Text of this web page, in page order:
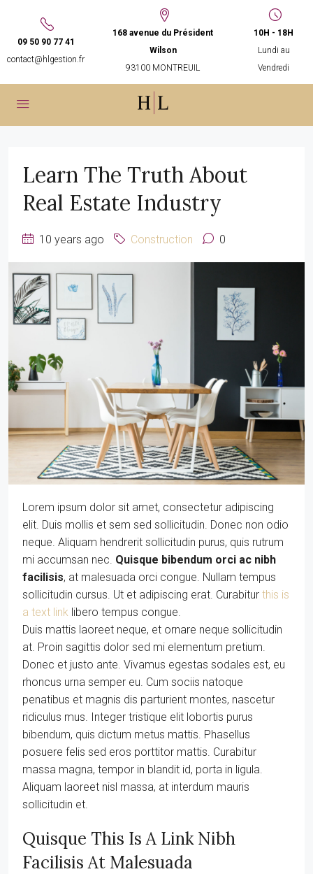
09 50 90 77 41
contact@hlgestion.fr
168 avenue du Président
Wilson
93100 MONTREUIL
10H - 18H
Lundi au
Vendredi
Learn The Truth About
Real Estate Industry
10 years ago Construction 0
Lorem ipsum dolor sit amet, consectetur adipiscing
elit. Duis mollis et sem sed sollicitudin. Donec non odio
neque. Aliquam hendrerit sollicitudin purus, quis rutrum
mi accumsan nec. Quisque bibendum orci ac nibh
facilisis, at malesuada orci congue. Nullam tempus
sollicitudin cursus. Ut et adipiscing erat. Curabitur this is
a text link libero tempus congue.
Duis mattis laoreet neque, et ornare neque sollicitudin
at. Proin sagittis dolor sed mi elementum pretium.
Donec et justo ante. Vivamus egestas sodales est, eu
rhoncus urna semper eu. Cum sociis natoque
penatibus et magnis dis parturient montes, nascetur
ridiculus mus. Integer tristique elit lobortis purus
bibendum, quis dictum metus mattis. Phasellus
posuere felis sed eros porttitor mattis. Curabitur
massa magna, tempor in blandit id, porta in ligula.
Aliquam laoreet nisl massa, at interdum mauris
sollicitudin et.
Quisque This Is A Link Nibh
Facilisis At Malesuada